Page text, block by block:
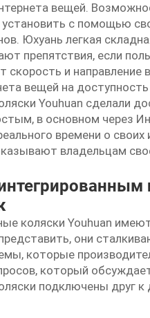
вещей.
с помощью
Юхуань легкая
препятствия, если
скорость и
вещей на
Youhuan сделали
в основном через
времени о своих
владельцам
коляски Youhuan
они
которые
который
подключены друг